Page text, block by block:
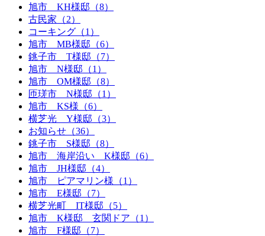
旭市 KH様邸（8）
古民家（2）
コーキング（1）
旭市 MB様邸（6）
銚子市 T様邸（7）
旭市 N様邸（1）
旭市 OM様邸（8）
匝瑳市 N様邸（1）
旭市 KS様（6）
横芝光 Y様邸（3）
お知らせ（36）
銚子市 S様邸（8）
旭市 海岸沿い K様邸（6）
旭市 JH様邸（4）
旭市 ピアマリン様（1）
旭市 E様邸（7）
横芝光町 IT様邸（5）
旭市 K様邸 玄関ドア（1）
旭市 F様邸（7）